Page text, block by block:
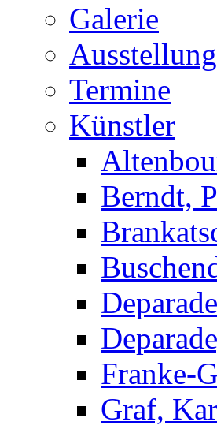
Galerie
Ausstellung
Termine
Künstler
Berndt,
Franke-
Graf,